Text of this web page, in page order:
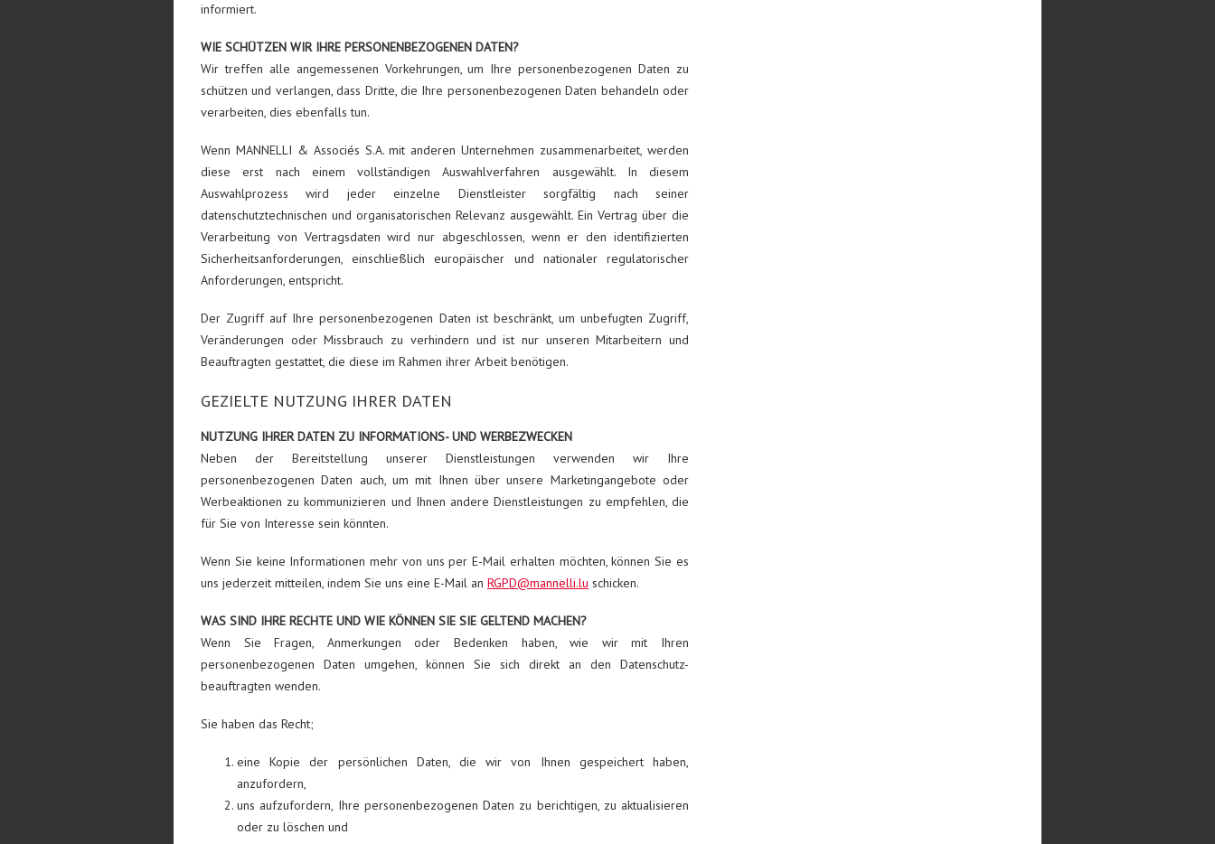
informiert.
WIE SCHÜTZEN WIR IHRE PERSONENBEZOGENEN DATEN?
Wir treffen alle angemessenen Vorkehrungen, um Ihre personenbezogenen Daten zu
schützen und verlangen, dass Dritte, die Ihre personenbezogenen Daten behandeln oder
verarbeiten, dies ebenfalls tun.
Wenn MANNELLI & Associés S.A. mit anderen Unternehmen zusammenarbeitet, werden
diese erst nach einem vollständigen Auswahlverfahren ausgewählt. In diesem
Auswahlprozess wird jeder einzelne Dienstleister sorgfältig nach seiner
datenschutztechnischen und organisatorischen Relevanz ausgewählt. Ein Vertrag über die
Verarbeitung von Vertragsdaten wird nur abgeschlossen, wenn er den identifizierten
Sicherheitsanforderungen, einschließlich europäischer und nationaler regulatorischer
Anforderungen, entspricht.
Der Zugriff auf Ihre personenbezogenen Daten ist beschränkt, um unbefugten Zugriff,
Veränderungen oder Missbrauch zu verhindern und ist nur unseren Mitarbeitern und
Beauftragten gestattet, die diese im Rahmen ihrer Arbeit benötigen.
GEZIELTE NUTZUNG IHRER DATEN
NUTZUNG IHRER DATEN ZU INFORMATIONS- UND WERBEZWECKEN
Neben der Bereitstellung unserer Dienstleistungen verwenden wir Ihre
personenbezogenen Daten auch, um mit Ihnen über unsere Marketingangebote oder
Werbeaktionen zu kommunizieren und Ihnen andere Dienstleistungen zu empfehlen, die
für Sie von Interesse sein könnten.
Wenn Sie keine Informationen mehr von uns per E-Mail erhalten möchten, können Sie es
uns jederzeit mitteilen, indem Sie uns eine E-Mail an RGPD@mannelli.lu schicken.
WAS SIND IHRE RECHTE UND WIE KÖNNEN SIE SIE GELTEND MACHEN?
Wenn Sie Fragen, Anmerkungen oder Bedenken haben, wie wir mit Ihren
personenbezogenen Daten umgehen, können Sie sich direkt an den Datenschutz-
beauftragten wenden.
Sie haben das Recht;
eine Kopie der persönlichen Daten, die wir von Ihnen gespeichert haben,
anzufordern,
uns aufzufordern, Ihre personenbezogenen Daten zu berichtigen, zu aktualisieren
oder zu löschen und